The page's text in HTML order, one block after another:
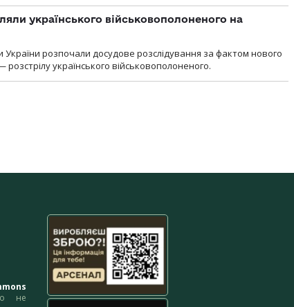
українського військовополоненого на
України розпочали досудове розслідування за фактом нового
українського військовополоненого.
не